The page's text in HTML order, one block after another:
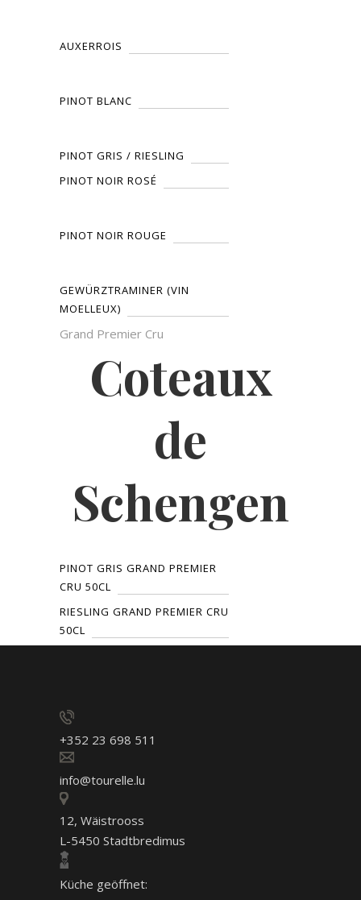
AUXERROIS
PINOT BLANC
PINOT GRIS / RIESLING
PINOT NOIR ROSÉ
PINOT NOIR ROUGE
GEWÜRZTRAMINER (VIN
MOELLEUX)
Grand Premier Cru
Coteaux
de
Schengen
PINOT GRIS GRAND PREMIER
CRU 50CL
RIESLING GRAND PREMIER CRU
50CL
+352 23 698 511
info@tourelle.lu
12, Wäistrooss
L-5450 Stadtbredimus
Küche geöffnet: